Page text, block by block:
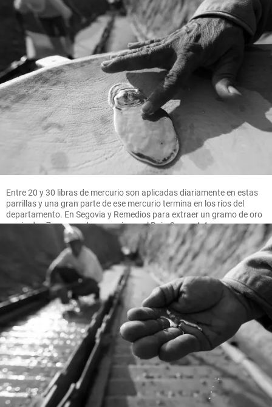
Entre 20 y 30 libras de mercurio son aplicadas diariamente en estas
parrillas y una gran parte de ese mercurio termina en los ríos del
departamento. En Segovia y Remedios para extraer un gramo de oro
se pierden 7 gramos de mercurio, en el Bajo Cauca 4.4 gramos.
FOTO MANUEL SALDARRIAGA